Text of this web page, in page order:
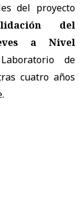
del proyecto
del
a Nivel
de
cuatro años